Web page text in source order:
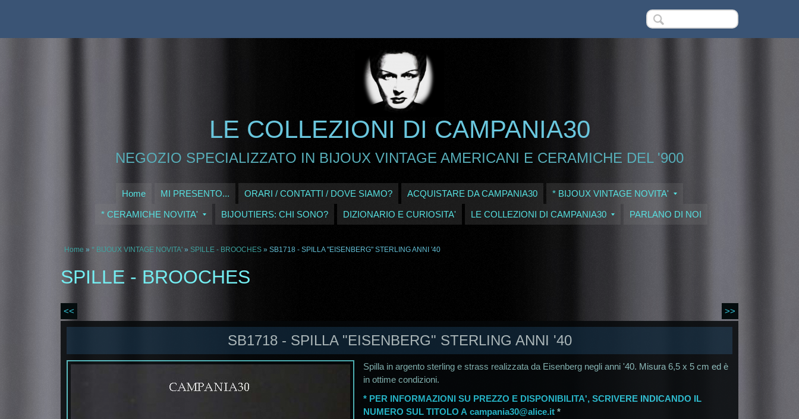
LE COLLEZIONI DI CAMPANIA30
NEGOZIO SPECIALIZZATO IN BIJOUX VINTAGE AMERICANI E CERAMICHE DEL '900
Home MI PRESENTO... ORARI / CONTATTI / DOVE SIAMO? ACQUISTARE DA CAMPANIA30 * BIJOUX VINTAGE NOVITA'
* CERAMICHE NOVITA' BIJOUTIERS: CHI SONO? DIZIONARIO E CURIOSITA' LE COLLEZIONI DI CAMPANIA30 PARLANO DI NOI
Home » * BIJOUX VINTAGE NOVITA' » SPILLE - BROOCHES » SB1718 - SPILLA "EISENBERG" STERLING ANNI '40
SPILLE - BROOCHES
<< >>
SB1718 - SPILLA "EISENBERG" STERLING ANNI '40
Spilla in argento sterling e strass realizzata da Eisenberg negli anni '40. Misura 6,5 x 5 cm ed è
in ottime condizioni.
* PER INFORMAZIONI SU PREZZO E DISPONIBILITA', SCRIVERE INDICANDO IL
NUMERO SUL TITOLO A campania30@alice.it *